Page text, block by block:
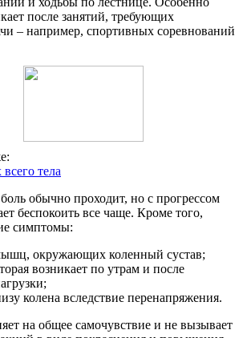
после занятий, требующих
– например, спортивных соревнований
тела
обычно проходит, но с прогрессом
беспокоить все чаще. Кроме того,
симптомы:
окружающих коленный сустав;
возникает по утрам и после
колена вследствие перенапряжения.
на общее самочувствие и не вызывает